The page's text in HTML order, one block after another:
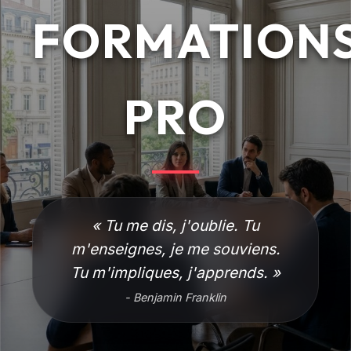
PRO
« Tu me dis, j'oublie. Tu
m'enseignes, je me souviens.
Tu m'impliques, j'apprends. »
- Benjamin Franklin